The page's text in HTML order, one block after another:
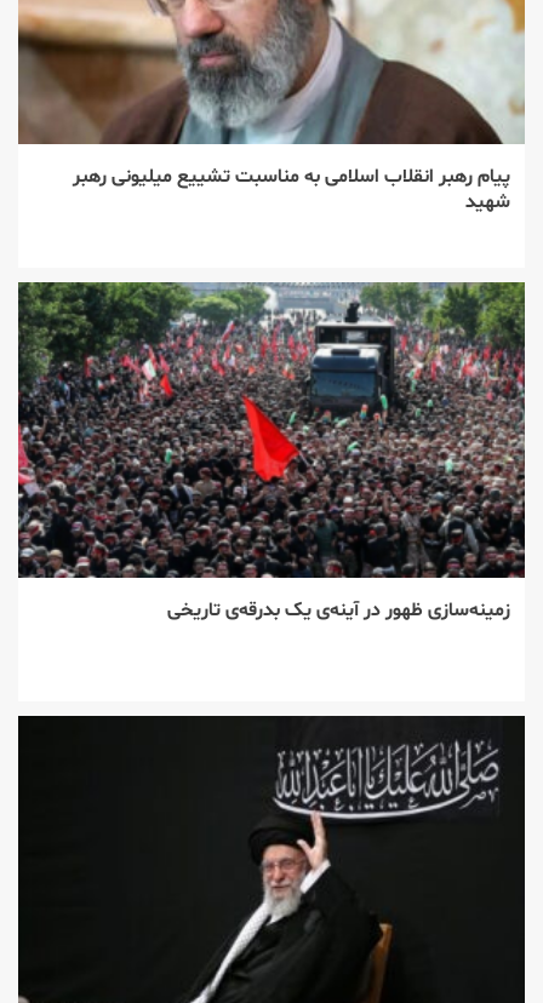
پیام رهبر انقلاب اسلامی به مناسبت تشییع میلیونی رهبر
شهید
زمینه‌سازی ظهور در آینه‌ی یک بدرقه‌ی تاریخی